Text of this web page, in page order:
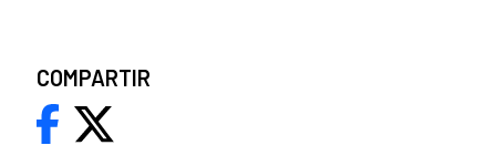
COMPARTIR